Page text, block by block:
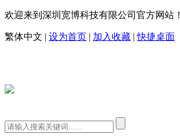
欢迎来到深圳宽博科技有限公司官方网站！
繁体中文 | 设为首页 | 加入收藏 |快捷桌面